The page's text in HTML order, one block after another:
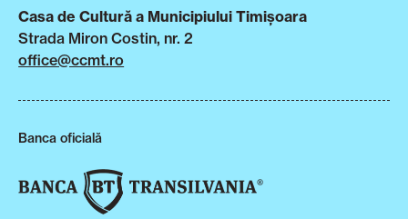
Casa de Cultură a Municipiului Timișoara
Strada Miron Costin, nr. 2
office@ccmt.ro
Banca oficială